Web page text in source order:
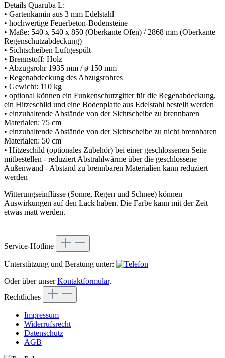
Details Quaruba L:
• Gartenkamin aus 3 mm Edelstahl
• hochwertige Feuerbeton-Bodensteine
• Maße: 540 x 540 x 850 (Oberkante Ofen) / 2868 mm (Oberkante
Regenschutzabdeckung)
• Sichtscheiben Luftgespült
• Brennstoff: Holz
• Abzugsrohr 1935 mm / ø 150 mm
• Regenabdeckung des Abzugsrohres
• Gewicht: 110 kg
• optional können ein Funkenschutzgitter für die Regenabdeckung,
ein Hitzeschild und eine Bodenplatte aus Edelstahl bestellt werden
• einzuhaltende Abstände von der Sichtscheibe zu brennbaren
Materialen: 75 cm
• einzuhaltende Abstände von der Sichtscheibe zu nicht brennbaren
Materialen: 50 cm
• Hitzeschild (optionales Zubehör) bei einer geschlossenen Seite
mitbestellen - reduziert Abstrahlwärme über die geschlossene
Außenwand - Abstand zu brennbaren Materialien kann reduziert
werden
Witterungseinflüsse (Sonne, Regen und Schnee) können
Auswirkungen auf den Lack haben. Die Farbe kann mit der Zeit
etwas matt werden.
Service-Hotline
Unterstützung und Beratung unter:
Oder über unserKontaktformular.
Rechtliches
Impressum
Widerrufsrecht
Datenschutz
AGB